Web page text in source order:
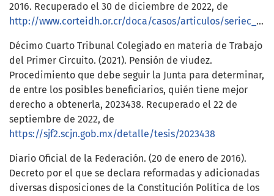
2016. Recuperado el 30 de diciembre de 2022, de
http://www.corteidh.or.cr/doca/casos/articulos/seriec_310_esp.pdf
Décimo Cuarto Tribunal Colegiado en materia de Trabajo
del Primer Circuito. (2021). Pensión de viudez.
Procedimiento que debe seguir la Junta para determinar,
de entre los posibles beneficiarios, quién tiene mejor
derecho a obtenerla, 2023438. Recuperado el 22 de
septiembre de 2022, de
https://sjf2.scjn.gob.mx/detalle/tesis/2023438
Diario Oficial de la Federación. (20 de enero de 2016).
Decreto por el que se declara reformadas y adicionadas
diversas disposiciones de la Constitución Política de los